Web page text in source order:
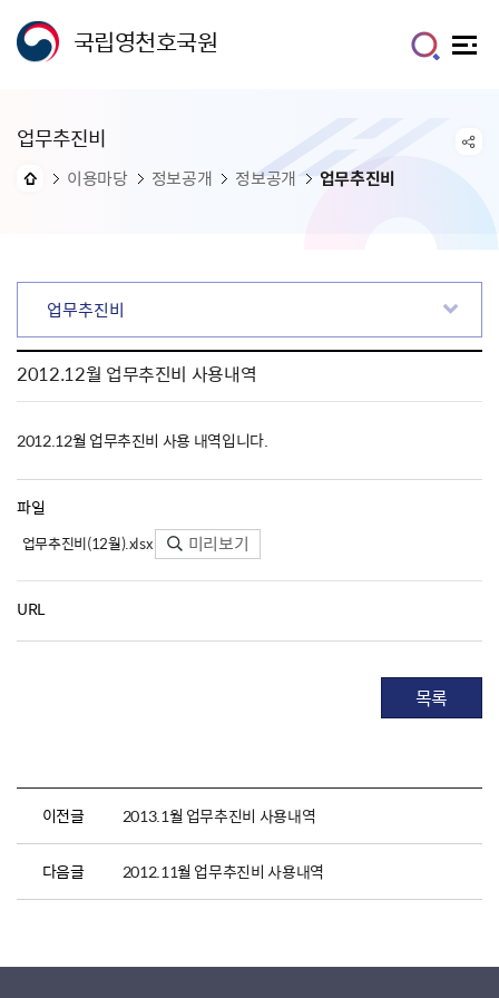
국립영천호국원
업무추진비
이용마당 정보공개 정보공개 업무추진비
업무추진비
2012.12월 업무추진비 사용내역
2012.12월 업무추진비 사용 내역입니다.
파일
업무추진비(12월).xlsx 미리보기
URL
목록
이전글 2013.1월 업무추진비 사용내역
다음글 2012.11월 업무추진비 사용내역